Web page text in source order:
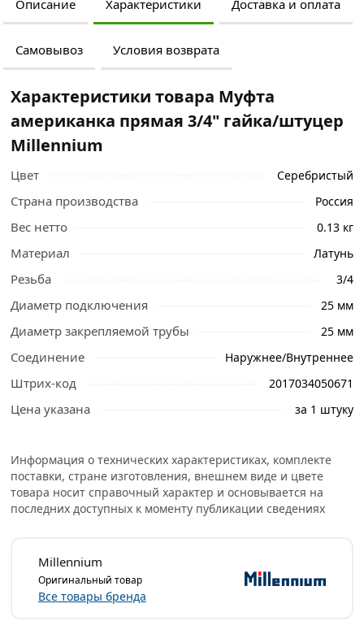
Описание Характеристики Доставка и оплата
Самовывоз Условия возврата
Ознакомьтесь с подробными характеристиками,
описанием и отзывами о товаре, чтобы сделать
свяжутся с Вами для согласования условий доставки
или самовывоза.
Условия доставки и цены на товар Муфта американка
Характеристики товара Муфта
американка прямая 3/4" гайка/штуцер
Millennium
Цвет Серебристый
Страна производства Россия
Вес нетто 0.13 кг
Материал Латунь
Резьба 3/4
Диаметр подключения 25 мм
Диаметр закрепляемой трубы 25 мм
Соединение Наружнее/Внутреннее
Штрих-код 2017034050671
Цена указана за 1 штуку
Информация о технических характеристиках, комплекте
поставки, стране изготовления, внешнем виде и цвете
товара носит справочный характер и основывается на
последних доступных к моменту публикации сведениях
Millennium
Оригинальный товар
Все товары бренда